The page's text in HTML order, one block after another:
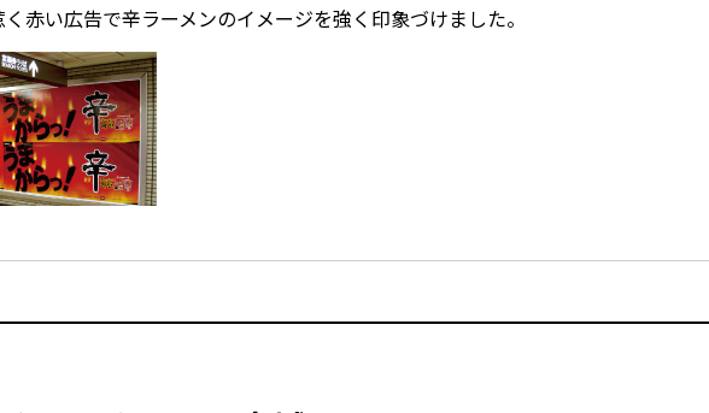
赤い広告で辛ラーメンのイメージを強く印象づけました。